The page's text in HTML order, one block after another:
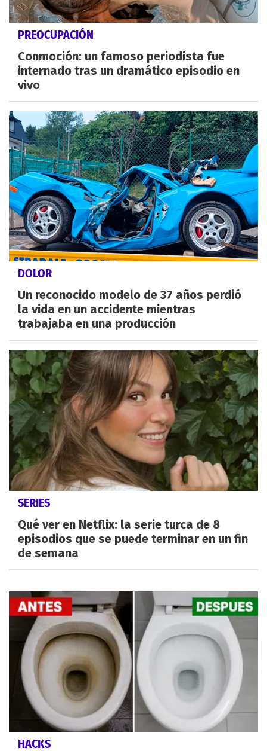
PREOCUPACIÓN
Conmoción: un famoso periodista fue
internado tras un dramático episodio en
vivo
DOLOR
Un reconocido modelo de 37 años perdió
la vida en un accidente mientras
trabajaba en una producción
SERIES
Qué ver en Netflix: la serie turca de 8
episodios que se puede terminar en un fin
de semana
HACKS